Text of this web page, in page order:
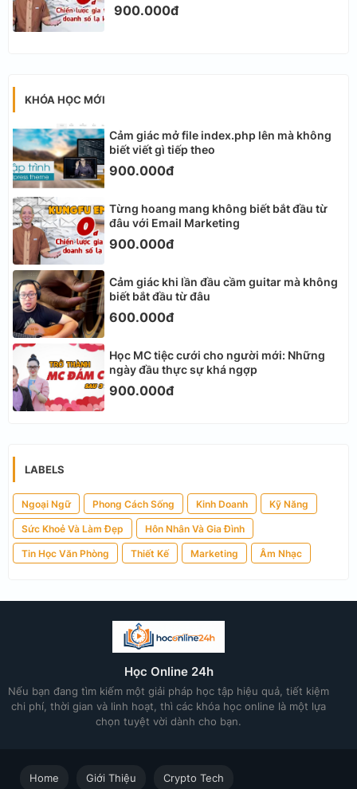
900.000đ
KHÓA HỌC MỚI
Cảm giác mở file index.php lên mà không
biết viết gì tiếp theo
900.000đ
Từng hoang mang không biết bắt đầu từ
đâu với Email Marketing
900.000đ
Cảm giác khi lần đầu cầm guitar mà không
biết bắt đầu từ đâu
600.000đ
Học MC tiệc cưới cho người mới: Những
ngày đầu thực sự khá ngợp
900.000đ
LABELS
Ngoại Ngữ Phong Cách Sống Kinh Doanh Kỹ Năng
Sức Khoẻ Và Làm Đẹp Hôn Nhân Và Gia Đình
Tin Học Văn Phòng Thiết Kế Marketing Âm Nhạc
Học Online 24h
Nếu bạn đang tìm kiếm một giải pháp học tập hiệu quả, tiết kiệm
chi phí, thời gian và linh hoạt, thì các khóa học online là một lựa
chọn tuyệt vời dành cho bạn.
Home Giới Thiệu Crypto Tech